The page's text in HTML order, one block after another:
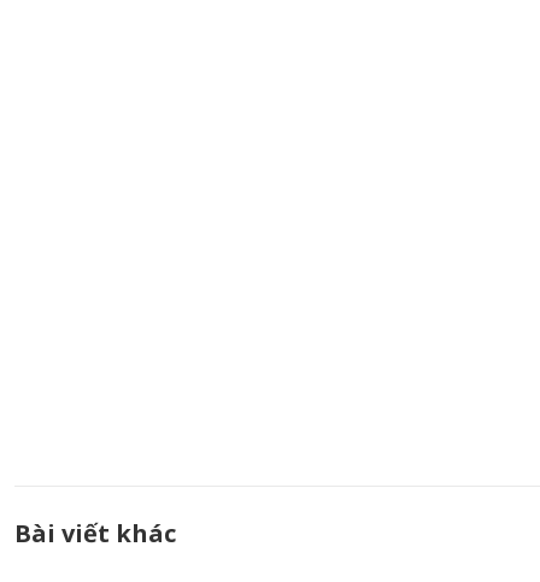
Bài viết khác